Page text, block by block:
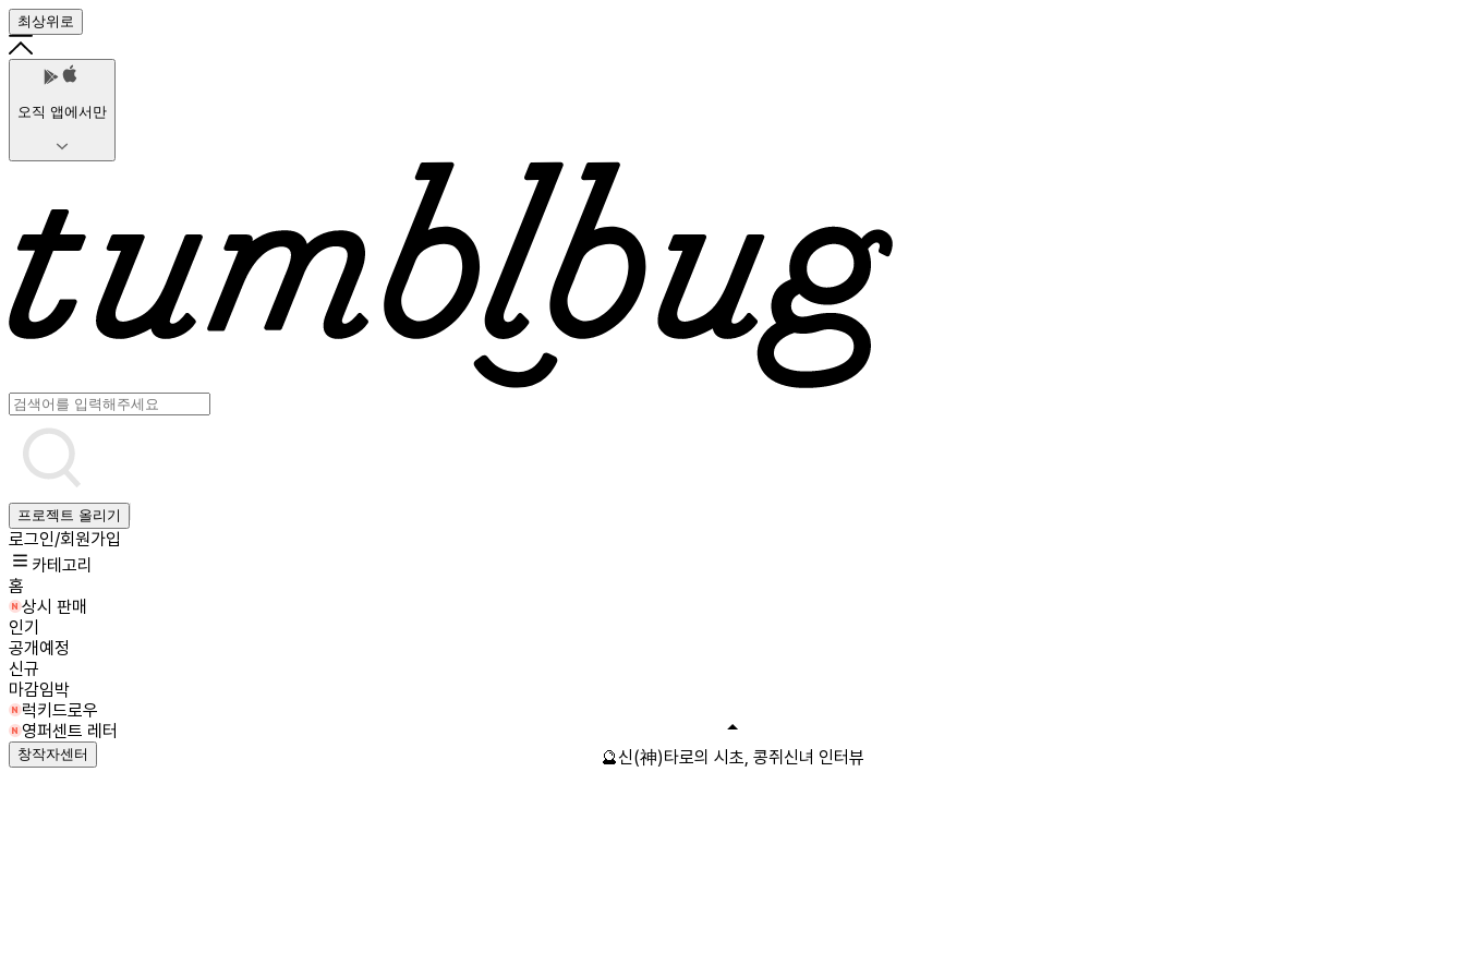
최상위로
오직 앱에서만
프로젝트 올리기
로그인/회원가입
카테고리
홈
상시 판매
인기
공개예정
신규
마감임박
럭키드로우
영퍼센트 레터
창작자센터 🔮신(神)타로의 시초, 콩쥐신녀 인터뷰